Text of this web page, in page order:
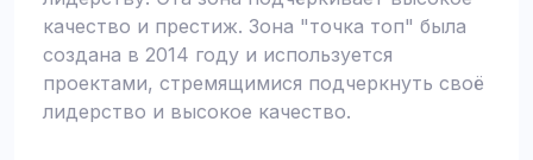
качество и престиж. Зона "точка топ" была
создана в 2014 году и используется
проектами, стремящимися подчеркнуть своё
лидерство и высокое качество.